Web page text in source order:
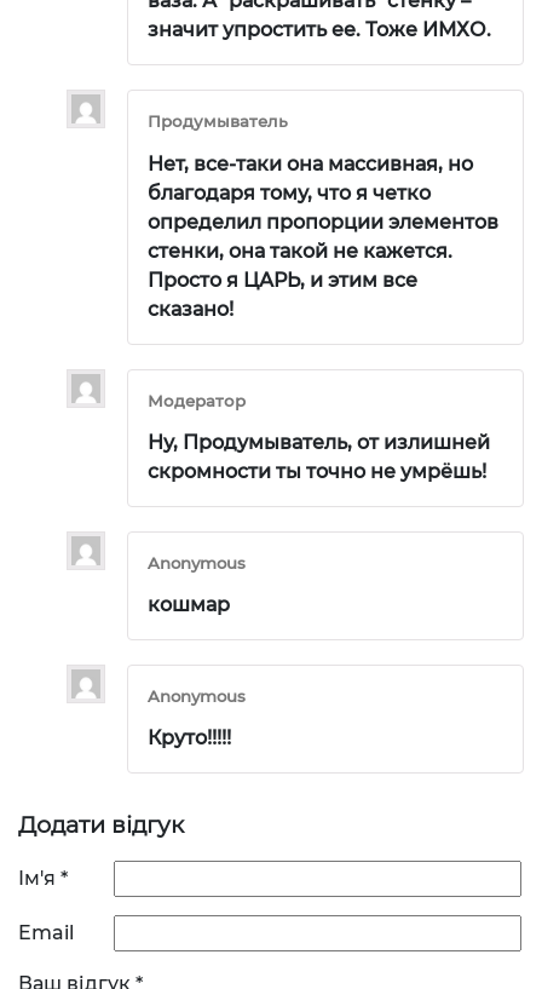
значит упростить ее. Тоже ИМХО.
Продумыватель
Нет, все-таки она массивная, но
благодаря тому, что я четко
определил пропорции элементов
стенки, она такой не кажется.
Просто я ЦАРЬ, и этим все
сказано!
Модератор
Ну, Продумыватель, от излишней
скромности ты точно не умрёшь!
Anonymous
кошмар
Anonymous
Круто!!!!!
Додати відгук
Ім'я *
Email
Ваш відгук *